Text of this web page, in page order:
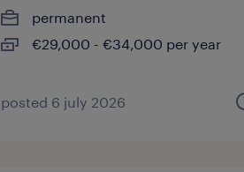
permanent
€29,000 - €34,000 per year
posted 6 july 2026